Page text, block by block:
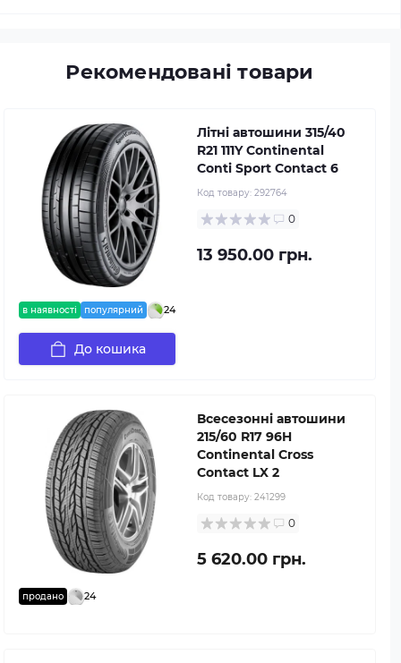
Рекомендовані товари
в наявності популярний 24
Літні автошини 315/40
R21 111Y Continental
Conti Sport Contact 6
Код товару: 292764
0
13 950.00 грн.
До кошика
продано 24
Всесезонні автошини
215/60 R17 96H
Continental Cross
Contact LX 2
Код товару: 241299
0
5 620.00 грн.